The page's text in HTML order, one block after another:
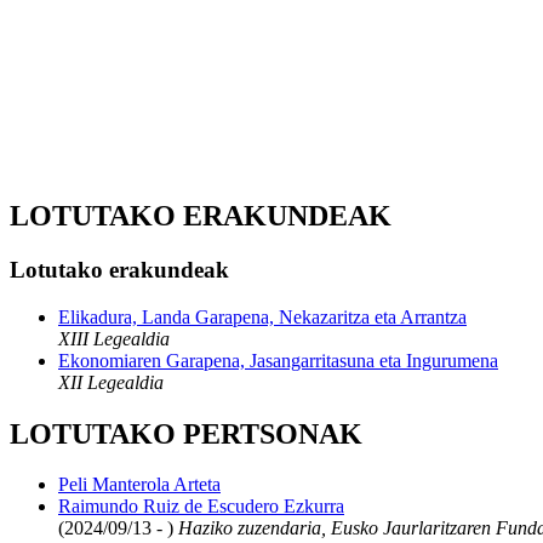
LOTUTAKO ERAKUNDEAK
Lotutako erakundeak
Elikadura, Landa Garapena, Nekazaritza eta Arrantza
XIII Legealdia
Ekonomiaren Garapena, Jasangarritasuna eta Ingurumena
XII Legealdia
LOTUTAKO PERTSONAK
Peli Manterola Arteta
Raimundo Ruiz de Escudero Ezkurra
(2024/09/13 - ) Haziko zuzendaria, Eusko Jaurlaritzaren